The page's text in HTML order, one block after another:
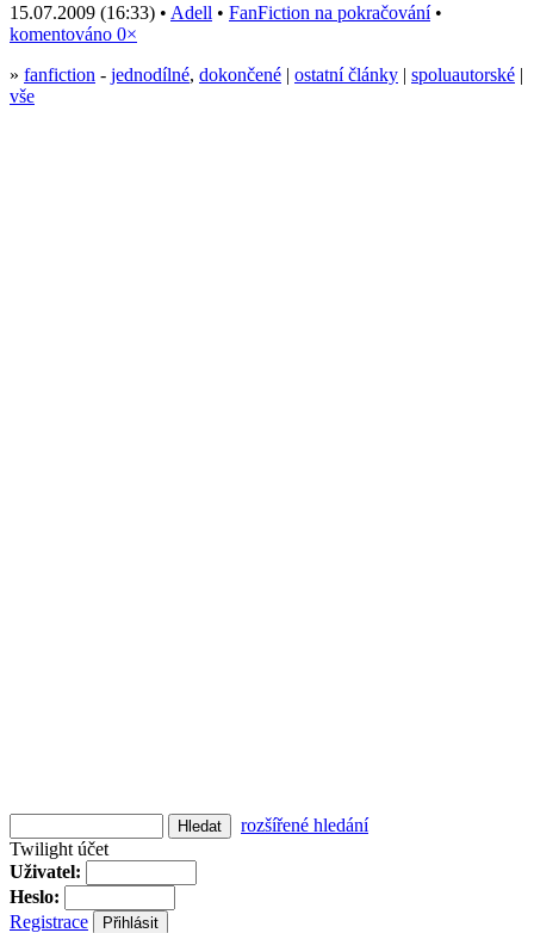
15.07.2009 (16:33) • Adell • FanFiction na pokračování•
komentováno 0×
» fanfiction - jednodílné, dokončené | ostatní články | spoluautorské |
vše
rozšířené hledání
Twilight účet
Uživatel:
Heslo:
Registrace